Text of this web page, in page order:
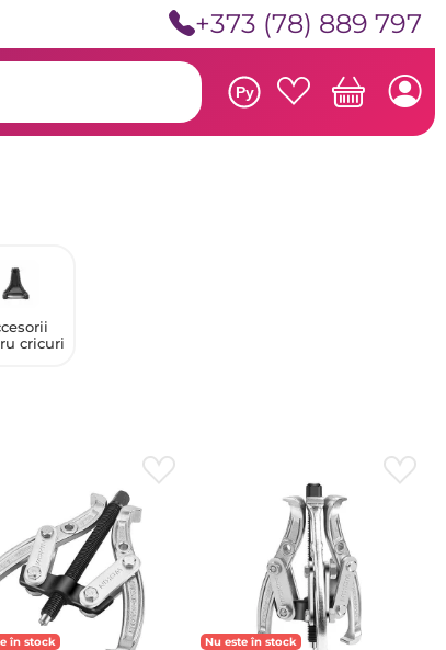
+373 (78) 889 797
Ру
cricuri
în stock
Nu este în stock